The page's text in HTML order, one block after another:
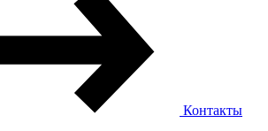
Контакты